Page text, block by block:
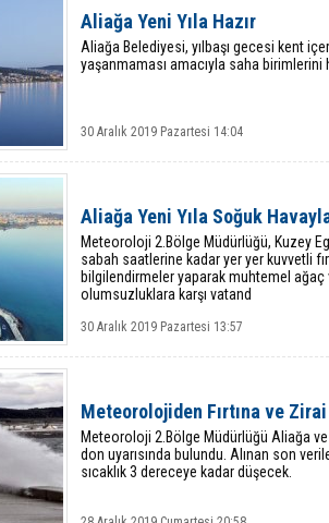
Aliağa Yeni Yıla Hazır
Aliağa Belediyesi, yılbaşı gecesi kent
yaşanmaması amacıyla saha birimlerini
30 Aralık 2019 Pazartesi 14:04
Aliağa Yeni Yıla Soğuk
Meteoroloji 2.Bölge Müdürlüğü, Kuzey
sabah saatlerine kadar yer yer kuvvetli
bilgilendirmeler yaparak muhtemel ağaç
olumsuzluklara karşı vatand
30 Aralık 2019 Pazartesi 13:57
Meteorolojiden Fırtına ve Zirai
Meteoroloji 2.Bölge Müdürlüğü Aliağa
don uyarısında bulundu. Alınan son
sıcaklık 3 dereceye kadar düşecek.